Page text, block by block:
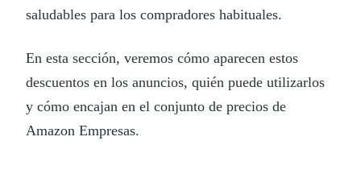
saludables para los compradores habituales.
En esta sección, veremos cómo aparecen estos
descuentos en los anuncios, quién puede utilizarlos
y cómo encajan en el conjunto de precios de
Amazon Empresas.